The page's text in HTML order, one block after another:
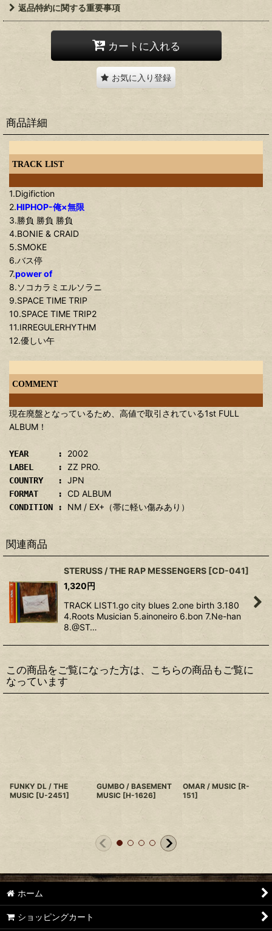
返品特約に関する重要事項
カートに入れる
お気に入り登録
商品詳細
TRACK LIST
1.Digifiction
2.HIPHOP-俺×無限
3.勝負 勝負 勝負
4.BONIE & CRAID
5.SMOKE
6.バス停
7.power of
8.ソコカラミエルソラニ
9.SPACE TIME TRIP
10.SPACE TIME TRIP2
11.IRREGULERHYTHM
12.優しい午
COMMENT
現在廃盤となっているため、高値で取引されている1st FULL
ALBUM！
YEAR : 2002
LABEL : ZZ PRO.
COUNTRY : JPN
FORMAT : CD ALBUM
CONDITION : NM / EX+（帯に軽い傷みあり）
関連商品
STERUSS / THE RAP MESSENGERS [CD-041]
1,320円
TRACK LIST1.go city blues 2.one birth 3.180
4.Roots Musician 5.ainoneiro 6.bon 7.Ne-han
8.@ST…
この商品をご覧になった方は、こちらの商品もご覧に
なっています
FUNKY DL / THE
MUSIC [U-2451]
GUMBO / BASEMENT
MUSIC [H-1626]
OMAR / MUSIC [R-
151]
ホーム
ショッピングカート